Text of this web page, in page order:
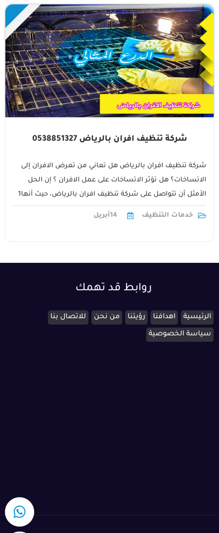
شركة تنظيف افران بالرياض 0538851327
شركة تنظيف افران بالرياض هل تعاني من تعرض الافران إلى
الاتساخات؟ هل تؤثر الاتساخات على عمل الافران ؟ إن الحل
الأمثل أن تتواصل على شركة تنظيف افران بالرياض، حيث أنها1
خدمات التنظيف 14أبريل
روابط قد تهمك
الرئيسية اهدافنا رؤيتنا من نحن للاتصال بنا
سياسة الخصوصية